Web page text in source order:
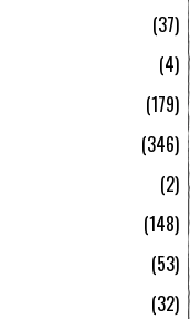
37
4
179
346
2
148
53
32